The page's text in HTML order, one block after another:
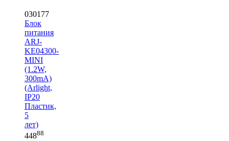
030177
Блок
питания
ARJ-
KE04300-
MINI
(1.2W,
300mA)
(Arlight,
IP20
Пластик,
5
лет)
44888